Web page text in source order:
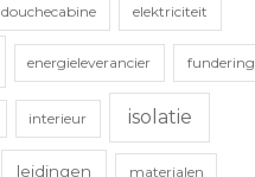
douchecabine elektriciteit
energieleverancier fundering
interieur isolatie
leidingen materialen